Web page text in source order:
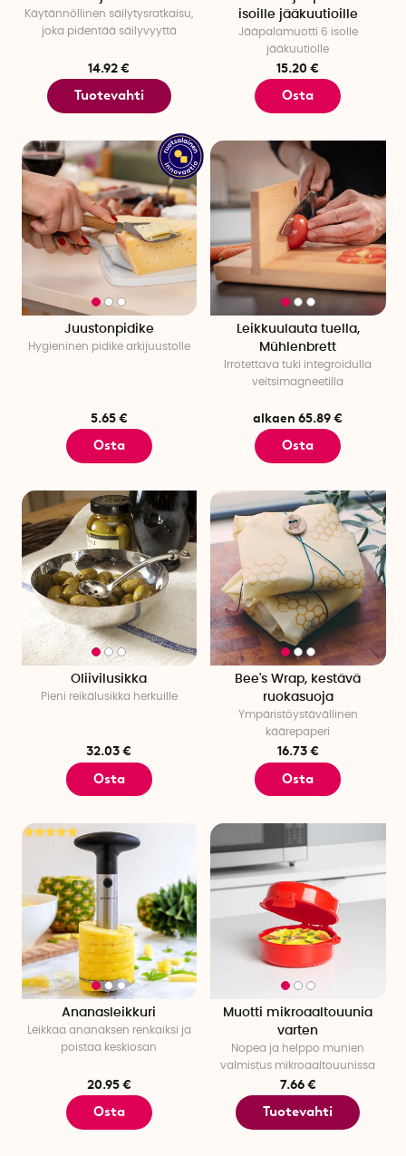
Käytännöllinen säilytysratkaisu,
joka pidentää säilyvyyttä
14.92 €
Tuotevahti
isoille jääkuutioille
Jääpalamuotti 6 isolle
jääkuutiolle
15.20 €
Osta
Juustonpidike
Hygieninen pidike arkijuustolle
5.65 €
Osta
Leikkuulauta tuella,
Mühlenbrett
Irrotettava tuki integroidulla
veitsimagneetilla
alkaen 65.89 €
Osta
Oliivilusikka
Pieni reikälusikka herkuille
32.03 €
Osta
Bee's Wrap, kestävä
ruokasuoja
Ympäristöystävällinen
käärepaperi
16.73 €
Osta
Ananasleikkuri
Leikkaa ananaksen renkaiksi ja
poistaa keskiosan
20.95 €
Osta
Muotti mikroaaltouunia
varten
Nopea ja helppo munien
valmistus mikroaaltouunissa
7.66 €
Tuotevahti